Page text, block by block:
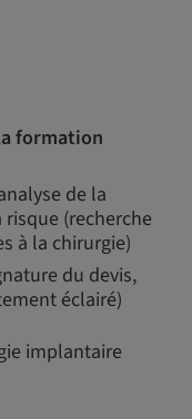
formation
de la
(recherche
à la chirurgie)
du devis,
éclairé)
implantaire